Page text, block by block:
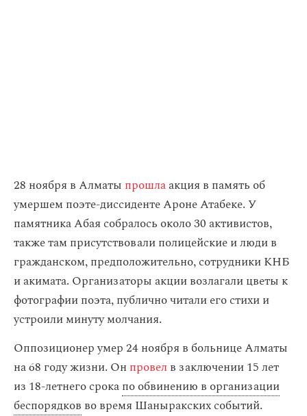
28 ноября в Алматы прошлаакция в память об
умершем поэте-диссиденте Ароне Атабеке. У
памятника Абая собралось около 30 активистов,
также там присутствовали полицейские и люди в
гражданском, предположительно, сотрудники КНБ
и акимата. Организаторы акции возлагали цветы к
фотографии поэта, публично читали его стихи и
устроили минуту молчания.
Оппозиционер умер 24 ноября в больнице Алматы
на 68 году жизни. Он провел в заключении 15 лет
из 18-летнего срокапо обвинению в организации
беспорядков во время Шаныракских событий.